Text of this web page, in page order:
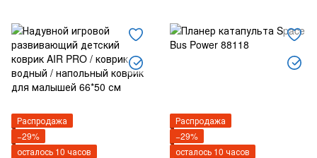
Распродажа
−29%
осталось 10 часов
Распродажа
−29%
осталось 10 часов